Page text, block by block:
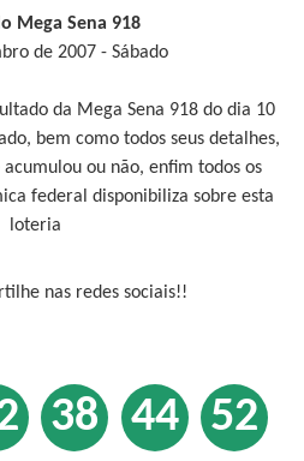
Mega Sena 918
de 2007 - Sábado
da Mega Sena 918 do dia 10
bem como todos seus detalhes,
ou não, enfim todos os
federal disponibiliza sobre esta
loteria
nas redes sociais!!
38 44 52